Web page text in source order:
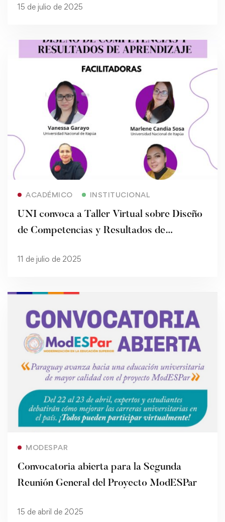
15 de julio de 2025
ACADÉMICO INSTITUCIONAL
UNI convoca a Taller Virtual sobre Diseño
de Competencias y Resultados de
11 de julio de 2025
MODESPAR
Convocatoria abierta para la Segunda
Reunión General del Proyecto ModESPar
15 de abril de 2025